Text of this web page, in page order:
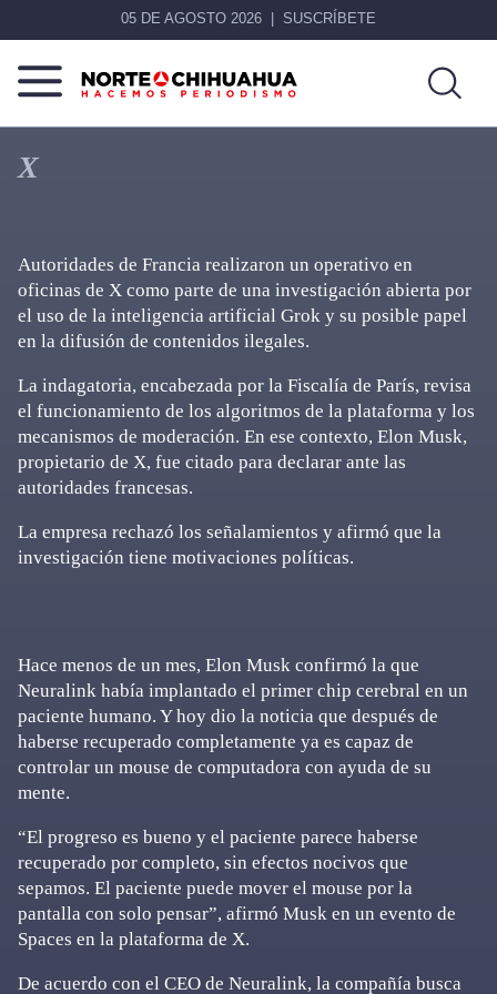
05 DE AGOSTO 2026 SUSCRÍBETE
Norte
Más
X
Autoridades de Francia realizaron un operativo en
oficinas de X como parte de una investigación abierta por
el uso de la inteligencia artificial Grok y su posible papel
en la difusión de contenidos ilegales.
La indagatoria, encabezada por la Fiscalía de París, revisa
el funcionamiento de los algoritmos de la plataforma y los
mecanismos de moderación. En ese contexto, Elon Musk,
propietario de X, fue citado para declarar ante las
autoridades francesas.
La empresa rechazó los señalamientos y afirmó que la
investigación tiene motivaciones políticas.
Hace menos de un mes, Elon Musk confirmó la que
Neuralink había implantado el primer chip cerebral en un
paciente humano. Y hoy dio la noticia que después de
haberse recuperado completamente ya es capaz de
controlar un mouse de computadora con ayuda de su
mente.
“El progreso es bueno y el paciente parece haberse
recuperado por completo, sin efectos nocivos que
sepamos. El paciente puede mover el mouse por la
pantalla con solo pensar”, afirmó Musk en un evento de
Spaces en la plataforma de X.
De acuerdo con el CEO de Neuralink, la compañía busca